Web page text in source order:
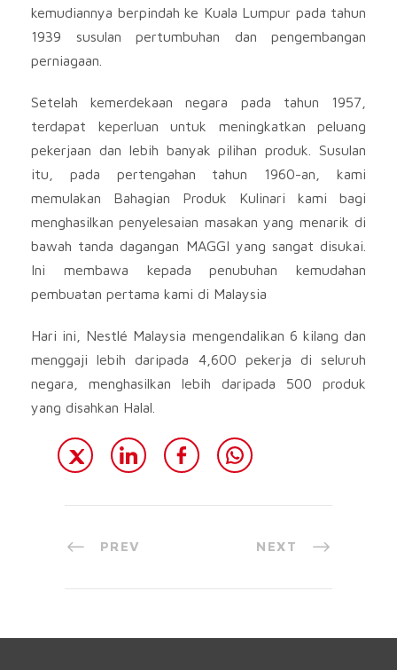
kemudiannya berpindah ke Kuala Lumpur pada tahun
1939 susulan pertumbuhan dan pengembangan
perniagaan.
Setelah kemerdekaan negara pada tahun 1957,
terdapat keperluan untuk meningkatkan peluang
pekerjaan dan lebih banyak pilihan produk. Susulan
itu, pada pertengahan tahun 1960-an, kami
memulakan Bahagian Produk Kulinari kami bagi
menghasilkan penyelesaian masakan yang menarik di
bawah tanda dagangan MAGGI yang sangat disukai.
Ini membawa kepada penubuhan kemudahan
pembuatan pertama kami di Malaysia
Hari ini, Nestlé Malaysia mengendalikan 6 kilang dan
menggaji lebih daripada 4,600 pekerja di seluruh
negara, menghasilkan lebih daripada 500 produk
yang disahkan Halal.
PREV NEXT